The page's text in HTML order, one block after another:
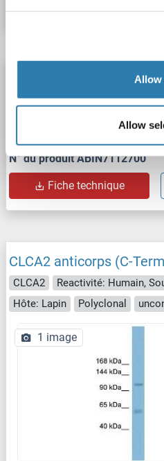
Allow
Allow
CLCA2 anticorps (AA
CLCA2 Reactivité: Humain,
Polyclonal
N° du produit ABIN7112700
Fiche technique
CLCA2 anticorps (C-
CLCA2
Hôte: Lapin
Polyclonal
1 image